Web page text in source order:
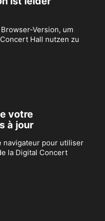
Version, um
Hall nutzen zu
votre
à jour
navigateur pour utiliser
la Digital Concert